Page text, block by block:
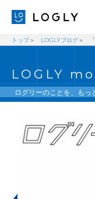
経営理念
メッセージ
ニュース
トップ LOGLYブログ
LOGLY
ログリーのことを、もっ